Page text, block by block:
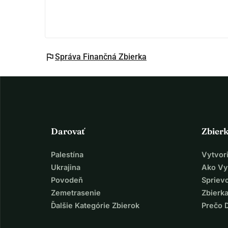
flagSpráva Finančná Zbierka
Darovať
Palestína
Ukrajina
Povodeň
Zemetrasenie
Ďalšie Kategórie Zbierok
Ako
Prečo